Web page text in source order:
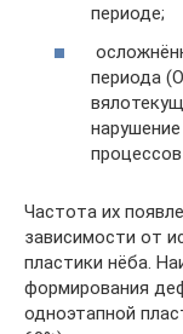
периоде;
периода
процессов
Частота их
зависимости от
пластики нёба.
формирования
одноэтапной